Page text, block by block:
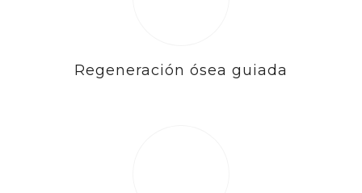
Regeneración ósea guiada